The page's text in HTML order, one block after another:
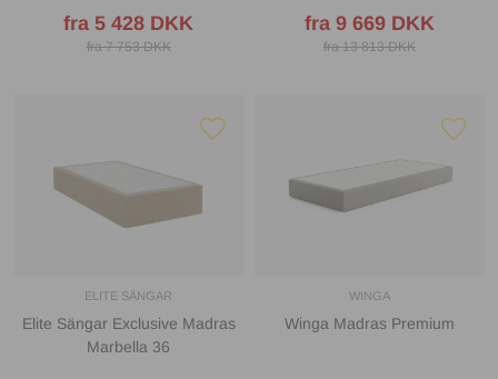
fra 5 428 DKK
fra 7 753 DKK
fra 9 669 DKK
fra 13 813 DKK
ELITE SÄNGAR
Elite Sängar Exclusive Madras
Marbella 36
WINGA
Winga Madras Premium